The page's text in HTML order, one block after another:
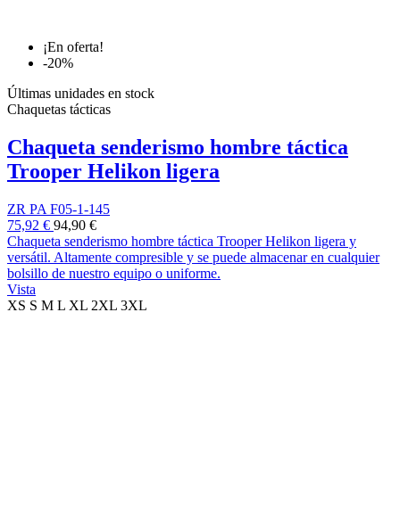
¡En oferta!
-20%
Últimas unidades en stock
Chaquetas tácticas
Chaqueta senderismo hombre táctica
Trooper Helikon ligera
ZR PA F05-1-145
75,92 € 94,90 €
Chaqueta senderismo hombre táctica Trooper Helikon ligera y
versátil. Altamente compresible y se puede almacenar en cualquier
bolsillo de nuestro equipo o uniforme.
Vista
XS S M L XL 2XL 3XL